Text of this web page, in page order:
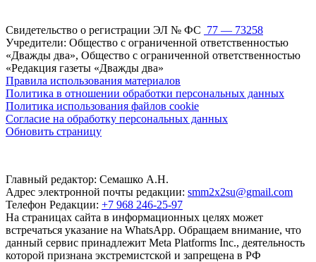
Свидетельство о регистрации ЭЛ № ФС 77 — 73258
Учредители: Общество с ограниченной ответственностью
«Дважды два», Общество с ограниченной ответственностью
«Редакция газеты «Дважды два»
Правила использования материалов
Политика в отношении обработки персональных данных
Политика использования файлов cookie
Согласие на обработку персональных данных
Обновить страницу
Главный редактор: Семашко А.Н.
Адрес электронной почты редакции: smm2x2su@gmail.com
Телефон Редакции: +7 968 246-25-97
На страницах сайта в информационных целях может
встречаться указание на WhatsApp. Обращаем внимание, что
данный сервис принадлежит Meta Platforms Inc., деятельность
которой признана экстремистской и запрещена в РФ